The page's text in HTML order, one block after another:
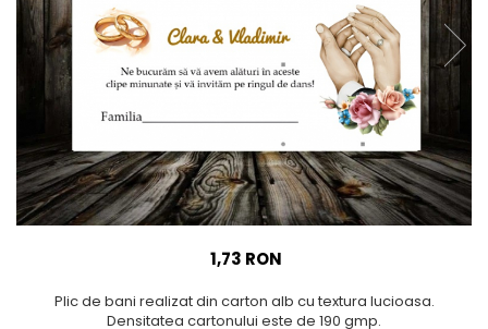
Meniuri & nr de BOTEZ
Plicuri si cartoane pentru
INVITATII
TAVA pentru MOT
Cruciulite de BOTEZ
Invitatii BANCHET
Baloane & decoratiuni BOTEZ
Trusouri & Lumanari Botez
Pahare Miri & Nasi
Cocarde nunta
Inmormatare/pomana
Meniuri pentru NUNTA
Decoratiuni NUNTA
1,73 RON
Plic de bani realizat din carton alb cu textura lucioasa.
Densitatea cartonului este de 190 gmp.